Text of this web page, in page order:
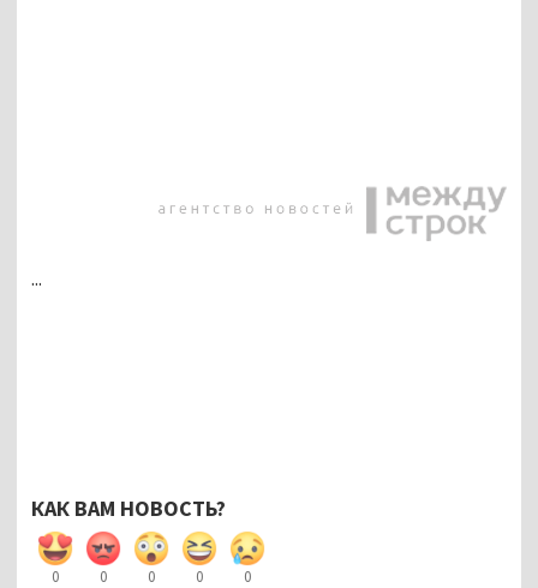
...
КАК ВАМ НОВОСТЬ?
0 0 0 0 0